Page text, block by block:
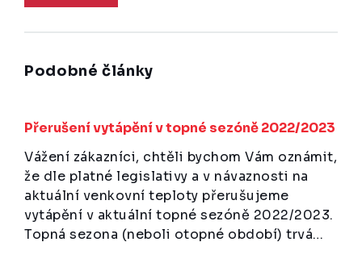
Podobné články
Přerušení vytápění v topné sezóně 2022/2023
Vážení zákazníci, chtěli bychom Vám oznámit,
že dle platné legislativy a v návaznosti na
aktuální venkovní teploty přerušujeme
vytápění v aktuální topné sezóně 2022/2023.
Topná sezona (neboli otopné období) trvá…